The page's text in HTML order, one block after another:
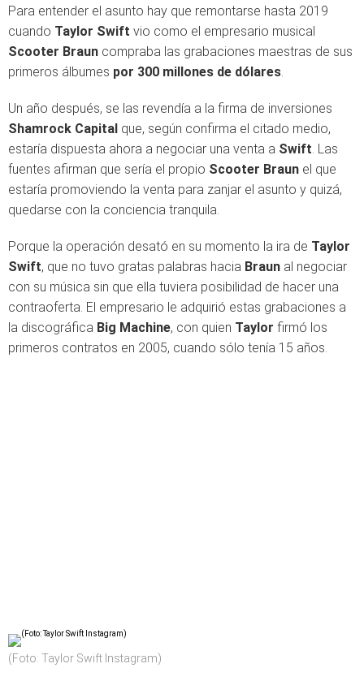
Para entender el asunto hay que remontarse hasta 2019
cuando Taylor Swift vio como el empresario musical
Scooter Braun compraba las grabaciones maestras de sus
primeros álbumes por 300 millones de dólares.
Un año después, se las revendía a la firma de inversiones
Shamrock Capital que, según confirma el citado medio,
estaría dispuesta ahora a negociar una venta a Swift. Las
fuentes afirman que sería el propio Scooter Braun el que
estaría promoviendo la venta para zanjar el asunto y quizá,
quedarse con la conciencia tranquila.
Porque la operación desató en su momento la ira de Taylor
Swift, que no tuvo gratas palabras hacia Braun al negociar
con su música sin que ella tuviera posibilidad de hacer una
contraoferta. El empresario le adquirió estas grabaciones a
la discográfica Big Machine, con quien Taylor firmó los
primeros contratos en 2005, cuando sólo tenía 15 años.
(Foto: Taylor Swift Instagram)